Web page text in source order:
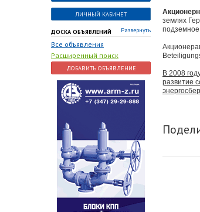
ЛИЧНЫЙ КАБИНЕТ
ДОСКА ОБЪЯВЛЕНИЙ Развернуть
Все объявления
Расширенный поиск
ДОБАВИТЬ ОБЪЯВЛЕНИЕ
землях
подземное
В 2008
развитие